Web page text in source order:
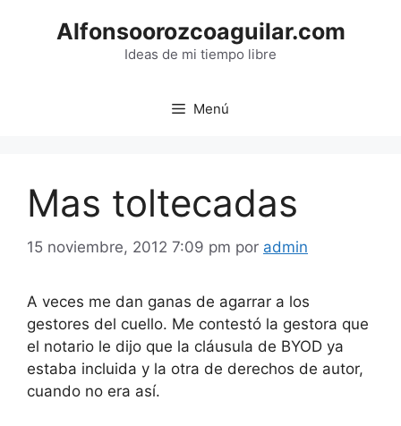
Alfonsoorozcoaguilar.com
Ideas de mi tiempo libre
Menú
Mas toltecadas
15 noviembre, 2012 7:09 pm por admin
A veces me dan ganas de agarrar a los
gestores del cuello. Me contestó la gestora que
el notario le dijo que la cláusula de BYOD ya
estaba incluida y la otra de derechos de autor,
cuando no era así.